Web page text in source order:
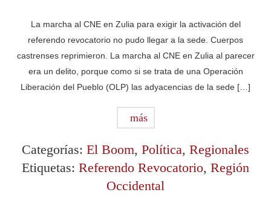
La marcha al CNE en Zulia para exigir la activación del
referendo revocatorio no pudo llegar a la sede. Cuerpos
castrenses reprimieron. La marcha al CNE en Zulia al parecer
era un delito, porque como si se trata de una Operación
Liberación del Pueblo (OLP) las adyacencias de la sede […]
más
Categorías: El Boom, Política, Regionales
Etiquetas: Referendo Revocatorio, Región
Occidental